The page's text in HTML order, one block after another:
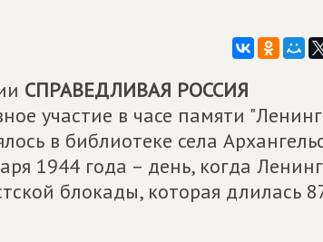
СПРАВЕДЛИВАЯ РОССИЯ
участие в часе памяти
в библиотеке села
1944 года – день, когда
блокады, которая длилась